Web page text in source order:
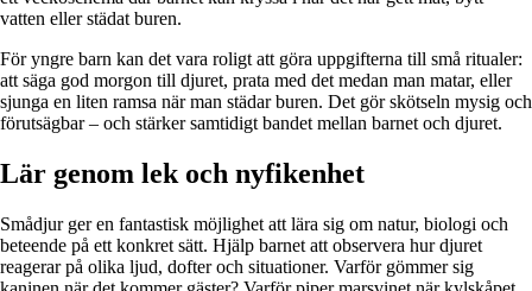
vatten eller städat buren.
För yngre barn kan det vara roligt att göra uppgifterna till små ritualer:
att säga god morgon till djuret, prata med det medan man matar, eller
sjunga en liten ramsa när man städar buren. Det gör skötseln mysig och
förutsägbar – och stärker samtidigt bandet mellan barnet och djuret.
Lär genom lek och nyfikenhet
Smådjur ger en fantastisk möjlighet att lära sig om natur, biologi och
beteende på ett konkret sätt. Hjälp barnet att observera hur djuret
reagerar på olika ljud, dofter och situationer. Varför gömmer sig